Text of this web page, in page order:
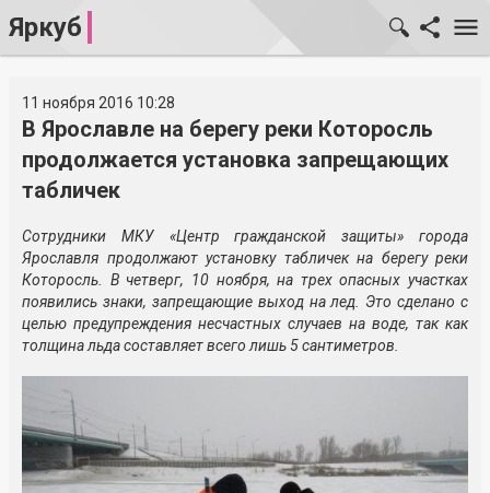
Яркуб
11 ноября 2016 10:28
В Ярославле на берегу реки Которосль
продолжается установка запрещающих
табличек
Сотрудники МКУ «Центр гражданской защиты» города
Ярославля продолжают установку табличек на берегу реки
Которосль. В четверг, 10 ноября, на трех опасных участках
появились знаки, запрещающие выход на лед. Это сделано с
целью предупреждения несчастных случаев на воде, так как
толщина льда составляет всего лишь 5 сантиметров.